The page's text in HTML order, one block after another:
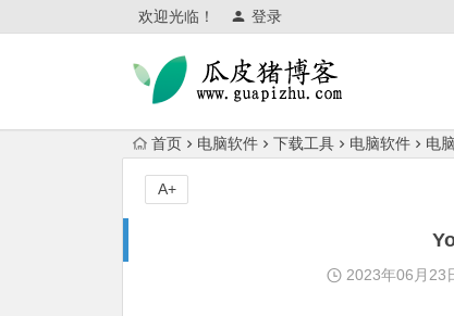
欢迎光临！ 登录
首页 电脑软件 下载工具 电脑软件 电
2023年06月23
A+